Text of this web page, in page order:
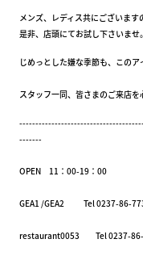
メンズ、レディス共にございます
是非、店頭にてお試し下さいませ。
じめっとした嫌な季節も、この
スタッフ一同、皆さまのご来店を
-------
OPEN 11：00-19：00
GEA1 /GEA2 Tel 0237-86-
restaurant0053 Tel 0237-